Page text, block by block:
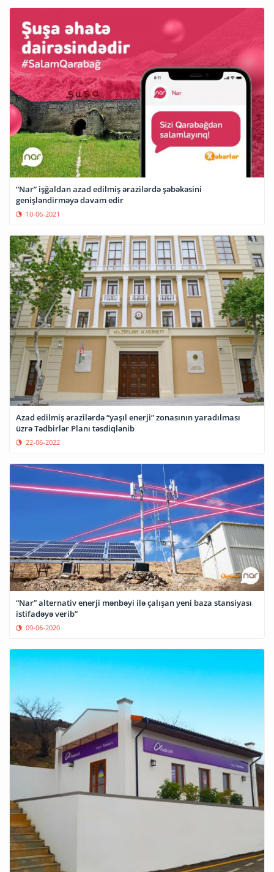
“Nar” işğaldan azad edilmiş ərazilərdə şəbəkəsini
genişləndirməyə davam edir
10-06-2021
Azad edilmiş ərazilərdə “yaşıl enerji” zonasının yaradılması
üzrə Tədbirlər Planı təsdiqlənib
22-06-2022
“Nar” alternativ enerji mənbəyi ilə çalışan yeni baza stansiyası
istifadəyə verib”
09-06-2020